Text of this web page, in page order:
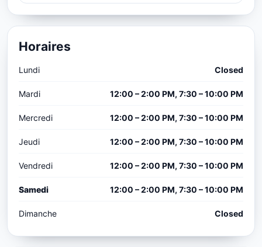
Horaires
Lundi Closed
Mardi 12:00 – 2:00 PM, 7:30 – 10:00 PM
Mercredi 12:00 – 2:00 PM, 7:30 – 10:00 PM
Jeudi 12:00 – 2:00 PM, 7:30 – 10:00 PM
Vendredi 12:00 – 2:00 PM, 7:30 – 10:00 PM
Samedi 12:00 – 2:00 PM, 7:30 – 10:00 PM
Dimanche Closed